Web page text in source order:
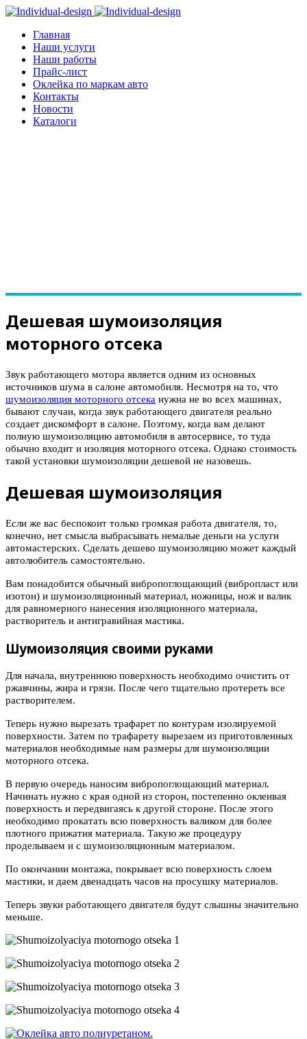
Главная
Наши услуги
Наши работы
Прайс-лист
Оклейка по маркам авто
Контакты
Новости
Каталоги
Дешевая шумоизоляция
моторного отсека
Звук работающего мотора является одним из основных
источников шума в салоне автомобиля. Несмотря на то, что
шумоизоляция моторного отсека нужна не во всех машинах,
бывают случаи, когда звук работающего двигателя реально
создает дискомфорт в салоне. Поэтому, когда вам делают
полную шумоизоляцию автомобиля в автосервисе, то туда
обычно входит и изоляция моторного отсека. Однако стоимость
такой установки шумоизоляции дешевой не назовешь.
Дешевая шумоизоляция
Если же вас беспокоит только громкая работа двигателя, то,
конечно, нет смысла выбрасывать немалые деньги на услуги
автомастерских. Сделать дешево шумоизоляцию может каждый
автолюбитель самостоятельно.
Вам понадобится обычный вибропоглощающий (вибропласт или
изотон) и шумоизоляционный материал, ножницы, нож и валик
для равномерного нанесения изоляционного материала,
растворитель и антигравийная мастика.
Шумоизоляция своими руками
Для начала, внутреннюю поверхность необходимо очистить от
ржавчины, жира и грязи. После чего тщательно протереть все
растворителем.
Теперь нужно вырезать трафарет по контурам изолируемой
поверхности. Затем по трафарету вырезаем из приготовленных
материалов необходимые нам размеры для шумоизоляции
моторного отсека.
В первую очередь наносим вибропоглощающий материал.
Начинать нужно с края одной из сторон, постепенно оклеивая
поверхность и передвигаясь к другой стороне. После этого
необходимо прокатать всю поверхность валиком для более
плотного прижатия материала. Такую же процедуру
проделываем и с шумоизоляционным материалом.
По окончании монтажа, покрывает всю поверхность слоем
мастики, и даем двенадцать часов на просушку материалов.
Теперь звуки работающего двигателя будут слышны значительно
меньше.